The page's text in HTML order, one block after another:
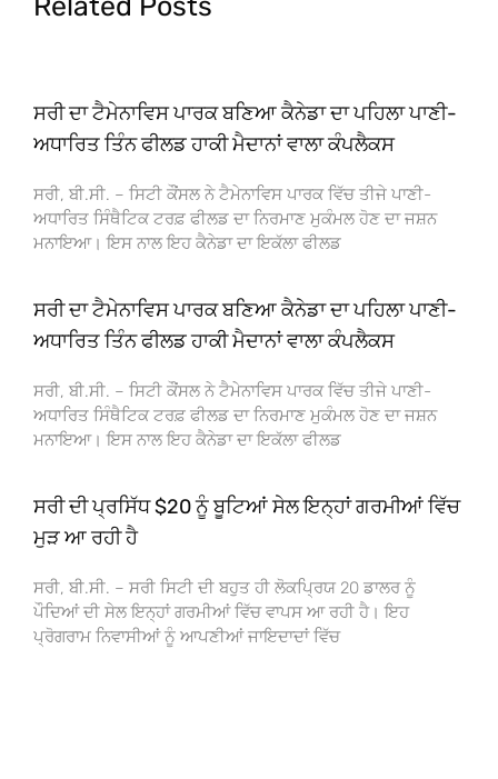
ਸਰੀ ਦਾ ਟੈਮੇਨਾਵਿਸ ਪਾਰਕ ਬਣਿਆ ਕੈਨੇਡਾ ਦਾ ਪਹਿਲਾ ਪਾਣੀ-
ਅਧਾਰਿਤ ਤਿੰਨ ਫੀਲਡ ਹਾਕੀ ਮੈਦਾਨਾਂ ਵਾਲਾ ਕੰਪਲੈਕਸ
ਸਰੀ, ਬੀ.ਸੀ. – ਸਿਟੀ ਕੌਂਸਲ ਨੇ ਟੈਮੇਨਾਵਿਸ ਪਾਰਕ ਵਿੱਚ ਤੀਜੇ ਪਾਣੀ-
ਅਧਾਰਿਤ ਸਿੰਥੈਟਿਕ ਟਰਫ਼ ਫੀਲਡ ਦਾ ਨਿਰਮਾਣ ਮੁਕੰਮਲ ਹੋਣ ਦਾ ਜਸ਼ਨ
ਮਨਾਇਆ। ਇਸ ਨਾਲ ਇਹ ਕੈਨੇਡਾ ਦਾ ਇਕੱਲਾ ਫੀਲਡ
ਸਰੀ ਦਾ ਟੈਮੇਨਾਵਿਸ ਪਾਰਕ ਬਣਿਆ ਕੈਨੇਡਾ ਦਾ ਪਹਿਲਾ ਪਾਣੀ-
ਅਧਾਰਿਤ ਤਿੰਨ ਫੀਲਡ ਹਾਕੀ ਮੈਦਾਨਾਂ ਵਾਲਾ ਕੰਪਲੈਕਸ
ਸਰੀ, ਬੀ.ਸੀ. – ਸਿਟੀ ਕੌਂਸਲ ਨੇ ਟੈਮੇਨਾਵਿਸ ਪਾਰਕ ਵਿੱਚ ਤੀਜੇ ਪਾਣੀ-
ਅਧਾਰਿਤ ਸਿੰਥੈਟਿਕ ਟਰਫ਼ ਫੀਲਡ ਦਾ ਨਿਰਮਾਣ ਮੁਕੰਮਲ ਹੋਣ ਦਾ ਜਸ਼ਨ
ਮਨਾਇਆ। ਇਸ ਨਾਲ ਇਹ ਕੈਨੇਡਾ ਦਾ ਇਕੱਲਾ ਫੀਲਡ
ਸਰੀ ਦੀ ਪ੍ਰਸਿੱਧ $20 ਨੂੰ ਬੂਟਿਆਂ ਸੇਲ ਇਨ੍ਹਾਂ ਗਰਮੀਆਂ ਵਿੱਚ
ਮੁੜ ਆ ਰਹੀ ਹੈ
ਸਰੀ, ਬੀ.ਸੀ. – ਸਰੀ ਸਿਟੀ ਦੀ ਬਹੁਤ ਹੀ ਲੋਕਪ੍ਰਿਯ 20 ਡਾਲਰ ਨੂੰ
ਪੌਦਿਆਂ ਦੀ ਸੇਲ ਇਨ੍ਹਾਂ ਗਰਮੀਆਂ ਵਿੱਚ ਵਾਪਸ ਆ ਰਹੀ ਹੈ। ਇਹ
ਪ੍ਰੋਗਰਾਮ ਨਿਵਾਸੀਆਂ ਨੂੰ ਆਪਣੀਆਂ ਜਾਇਦਾਦਾਂ ਵਿੱਚ